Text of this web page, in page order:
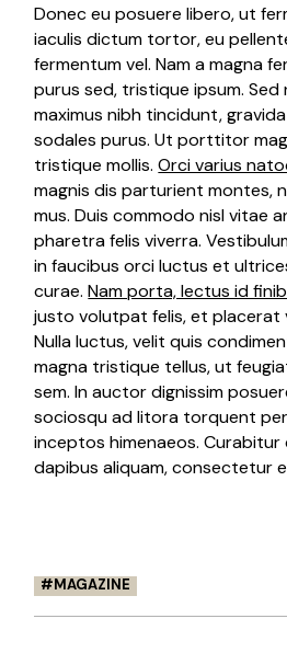
Donec eu posuere libero, ut
iaculis dictum tortor, eu
fermentum vel. Nam a magna
purus sed, tristique ipsum.
maximus nibh tincidunt,
sodales purus. Ut porttitor
tristique mollis.Orci varius
magnis dis parturient montes,
mus. Duis commodo nisl vitae
pharetra felis viverra.
in faucibus orci luctus et
curae.Nam porta, lectus id
justo volutpat felis, et placerat
Nulla luctus, velit quis
magna tristique tellus, ut
sem. In auctor dignissim
sociosqu ad litora torquent
inceptos himenaeos. Curabitur
dapibus aliquam, consectetur
MAGAZINE